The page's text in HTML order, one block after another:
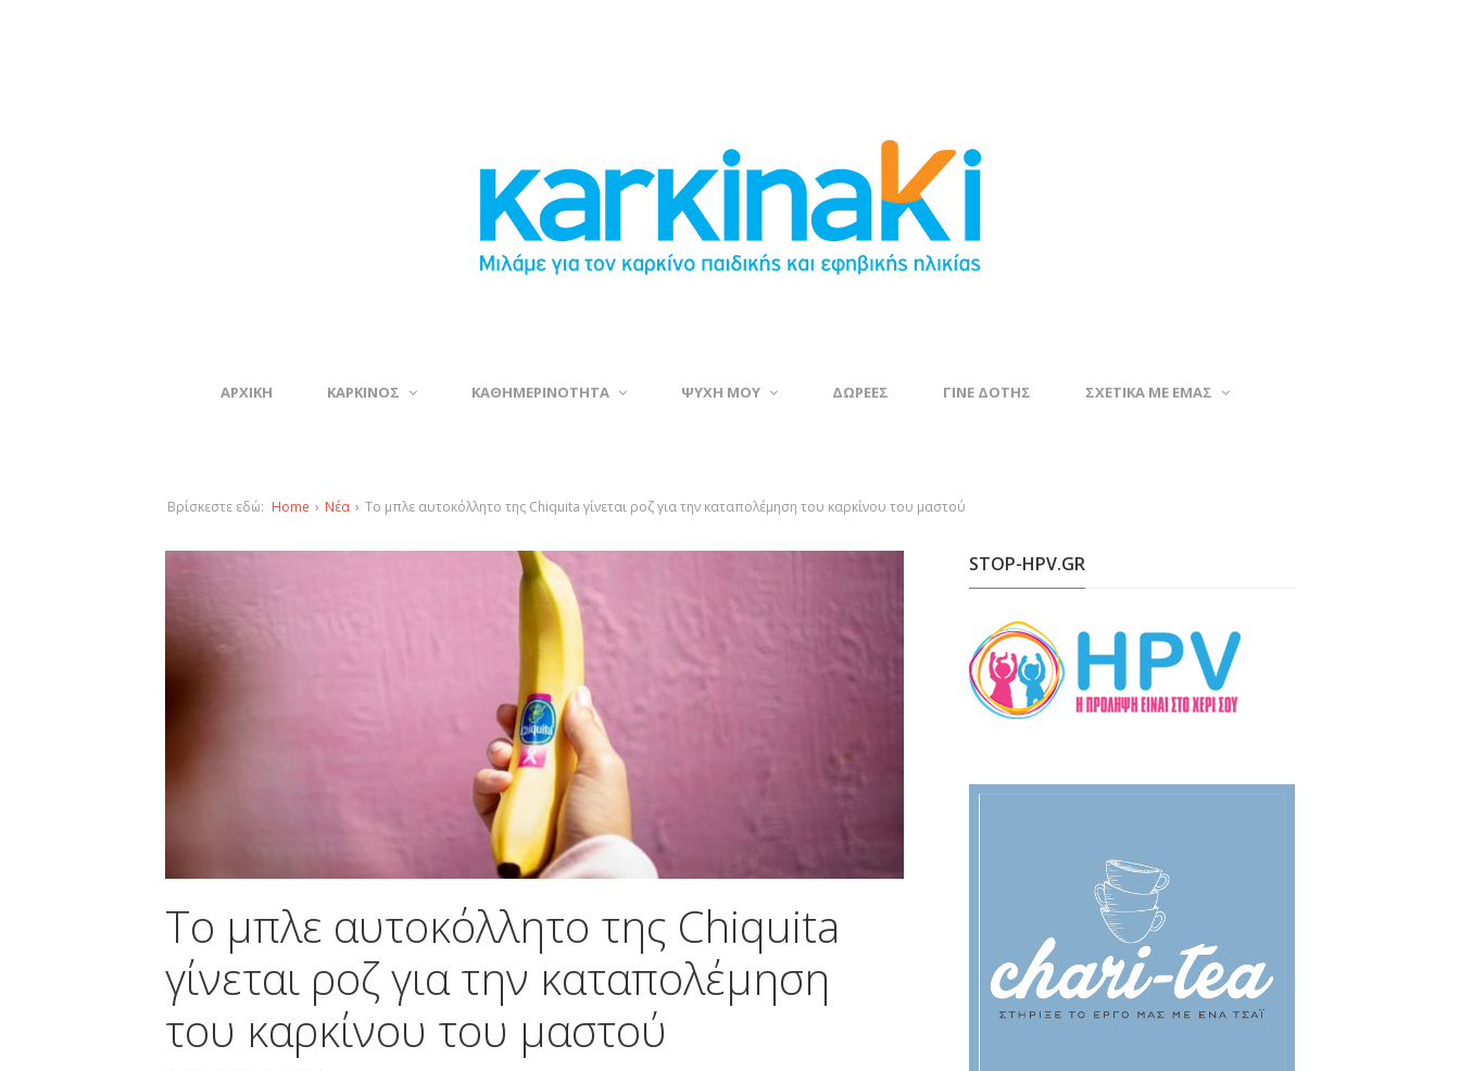
ΑΡΧΙΚΗ ΚΑΡΚΙΝΟΣ ΚΑΘΗΜΕΡΙΝΟΤΗΤΑ ΨΥΧΗ ΜΟΥ ΔΩΡΕΕΣ ΓΙΝΕ ΔΟΤΗΣ ΣΧΕΤΙΚΑ ΜΕ ΕΜΑΣ
Βρίσκεστε εδώ: Home › Νέα › Το μπλε αυτοκόλλητο της Chiquita γίνεται ροζ για την καταπολέμηση του καρκίνου του μαστού
Το μπλε αυτοκόλλητο της Chiquita
γίνεται ροζ για την καταπολέμηση
του καρκίνου του μαστού
STOP-HPV.GR